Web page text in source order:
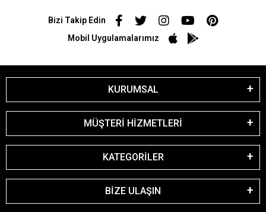
Bizi Takip Edin
Mobil Uygulamalarımız
KURUMSAL
MÜŞTERİ HİZMETLERİ
KATEGORİLER
BİZE ULAŞIN